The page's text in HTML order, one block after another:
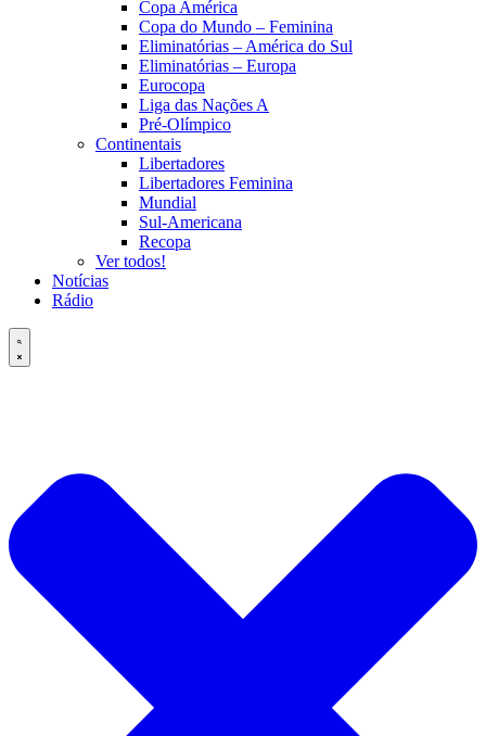
Copa América
Copa do Mundo – Feminina
Eliminatórias – América do Sul
Eliminatórias – Europa
Eurocopa
Liga das Nações A
Pré-Olímpico
Continentais
Libertadores
Libertadores Feminina
Mundial
Sul-Americana
Recopa
Ver todos!
Notícias
Rádio